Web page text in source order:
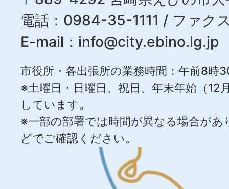
電話：0984-35-1111 / ファ
E-mail： info@city.ebino.lg.jp
市役所・各出張所の業務時間：午前8時
※土曜日・日曜日、祝日、年末年始（12
しています。
※一部の部署では時間が異なる場合が
どでご確認ください。